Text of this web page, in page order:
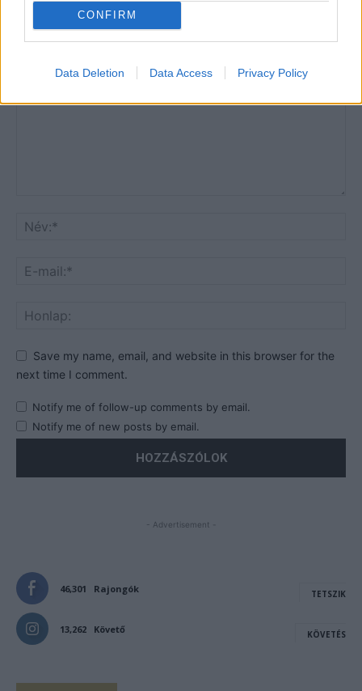
CONFIRM
Data Deletion Data Access Privacy Policy
HOZZÁSZÓLOK A CIKKHEZ
Save my name, email, and website in this browser for the
next time I comment.
Notify me of follow-up comments by email.
Notify me of new posts by email.
- Advertisement -
46,301 Rajongók TETSZIK
13,262 Követő KÖVETÉS